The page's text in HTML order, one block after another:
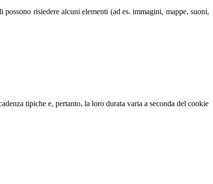
risiedere alcuni elementi (ad es. immagini, mappe, suoni,
tipiche e, pertanto, la loro durata varia a seconda del cookie